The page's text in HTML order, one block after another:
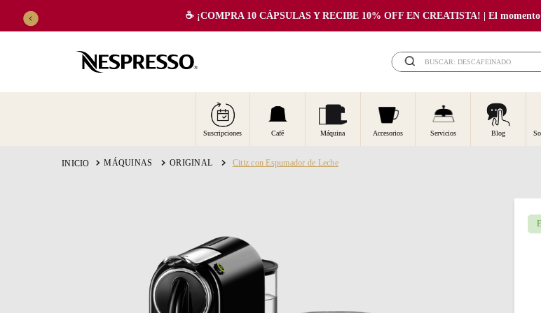
☕️ ¡COMPRA 10 CÁPSULAS Y RECIBE 10% OFF EN CREATISTA! | El
BUSCAR: DESCAFEINADO...
Suscripciones Café Máquina Accesorios Servicios Blog
MÁQUINAS ORIGINAL Citiz con Espumador de Leche